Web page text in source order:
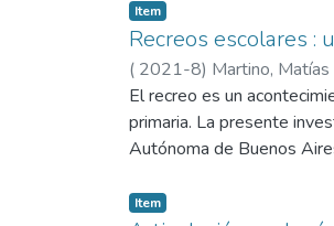
acompañante del entorno
familias y observando los
(Argentina). De los
comunicación, canales
proporciona información
comunidad educativa,
encuesta, se puede
Item
Recreos escolares :
( 2021-8) Martino, Matías
El recreo es un
primaria. La presente
Autónoma de Buenos
a las directoras, mientras
Item